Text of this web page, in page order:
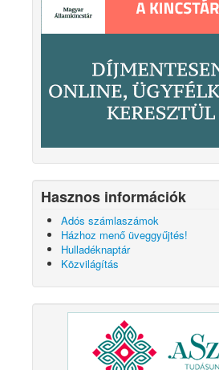
Hasznos információk
Adós számlaszámok
Házhoz menő üveggyűjtés!
Hulladéknaptár
Közvilágítás